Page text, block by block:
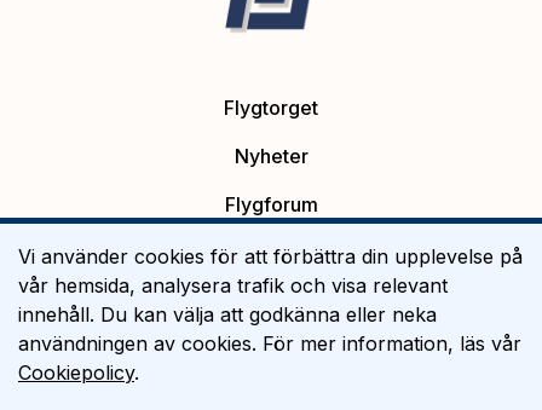
Flygtorget
Nyheter
Flygforum
Platsannonser
Flygutbildning
Om Flygtorget
Vi använder cookies för att förbättra din upplevelse på
vår hemsida, analysera trafik och visa relevant
innehåll. Du kan välja att godkänna eller neka
användningen av cookies. För mer information, läs vår
Cookiepolicy.